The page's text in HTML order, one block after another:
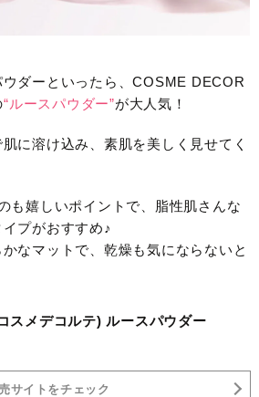
ダーといったら、COSME DECOR
“ルースパウダー”が大人気！
に溶け込み、素肌を美しく見せてく
も嬉しいポイントで、脂性肌さんな
プがおすすめ♪
なマットで、乾燥も気にならないと
スメデコルテ) ルースパウダー
サイトをチェック